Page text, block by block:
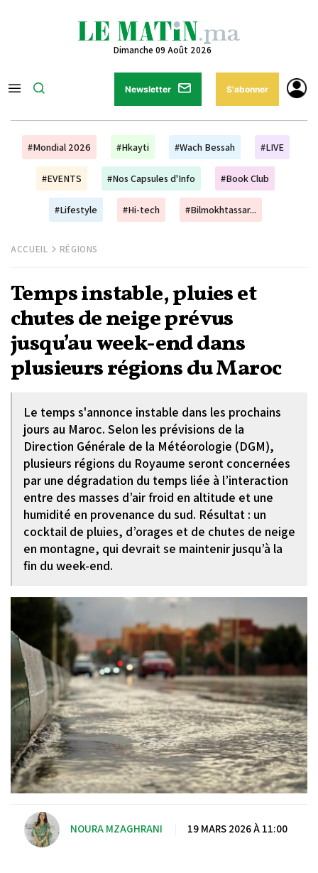
Dimanche 09 Août 2026
Newsletter S'abonner
#Mondial 2026 #Hkayti #Wach Bessah #LIVE
#EVENTS #Nos Capsules d'Info #Book Club
#Lifestyle #Hi-tech #Bilmokhtassar...
ACCUEIL RÉGIONS
Temps instable, pluies et
chutes de neige prévus
jusqu’au week-end dans
plusieurs régions du Maroc
Le temps s'annonce instable dans les prochains
jours au Maroc. Selon les prévisions de la
Direction Générale de la Météorologie (DGM),
plusieurs régions du Royaume seront concernées
par une dégradation du temps liée à l’interaction
entre des masses d’air froid en altitude et une
humidité en provenance du sud. Résultat : un
cocktail de pluies, d’orages et de chutes de neige
en montagne, qui devrait se maintenir jusqu’à la
fin du week-end.
NOURA MZAGHRANI 19 MARS 2026 À 11:00